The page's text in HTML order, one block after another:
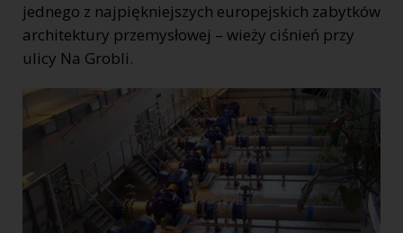
jednego z najpiękniejszych europejskich zabytków
architektury przemysłowej – wieży ciśnień przy
ulicy Na Grobli.